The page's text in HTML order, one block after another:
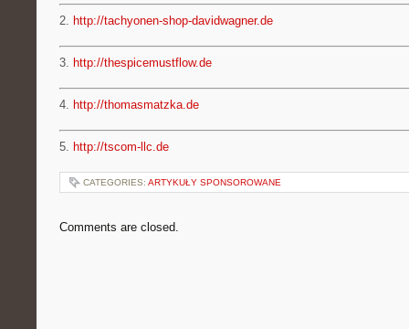
2. http://tachyonen-shop-davidwagner.de
3. http://thespicemustflow.de
4. http://thomasmatzka.de
5. http://tscom-llc.de
CATEGORIES: ARTYKUŁY SPONSOROWANE
Comments are closed.